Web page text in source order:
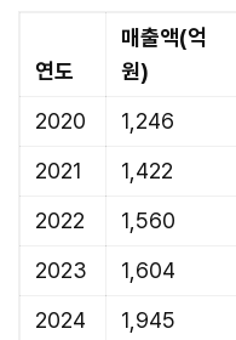
연도
매출액(억
원)
2020
1,246
2021
1,422
2022
1,560
2023
1,604
2024
1,945